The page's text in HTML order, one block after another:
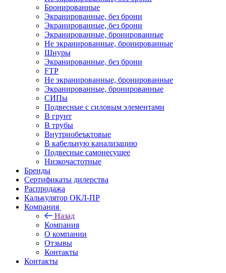
Бронированные
Экранированные, без брони
Экранированные, без брони
Экранированные, бронированные
Не экранированные, бронированные
Шнуры
Экранированные, без брони
FTP
Не экранированные, бронированные
Экранированные, бронированные
СИПы
Подвесные с силовым элементами
В грунт
В трубы
Внутриобеъктовые
В кабельную канализацию
Подвесные самонесущее
Низкочастотные
Бренды
Сертификаты дилерства
Распродажа
Калькулятор ОКЛ-ПР
Компания
Назад
Компания
О компании
Отзывы
Контакты
Контакты